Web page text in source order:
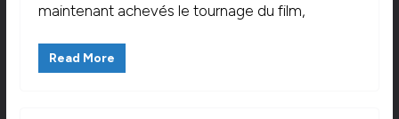
maintenant achevés le tournage du film,
Read More